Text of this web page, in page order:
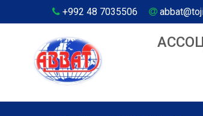
+992 48 7035506